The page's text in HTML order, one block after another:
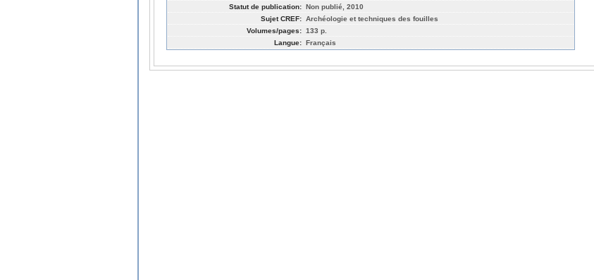
Statut de publication: Non publié, 2010
Sujet CREF: Archéologie et techniques des fouilles
Volumes/pages: 133 p.
Langue: Français